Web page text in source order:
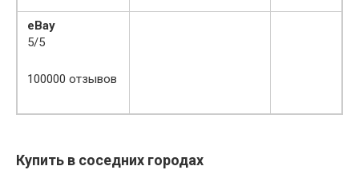
eBay
5/5
100000 отзывов
Купить в соседних городах